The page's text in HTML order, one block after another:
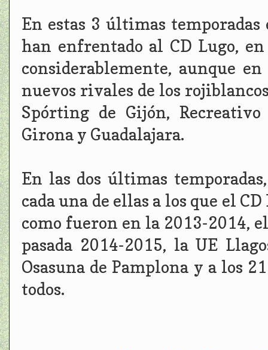
En estas 3 últimas
han enfrentado al CD Lugo,
considerablemente, aunque
nuevos rivales de los
Spórting de Gijón,
Girona y Guadalajara.
En las dos últimas
cada una de ellas a los que el
como fueron en la 2013-2014,
pasada 2014-2015, la UE
Osasuna de Pamplona y a los
todos.